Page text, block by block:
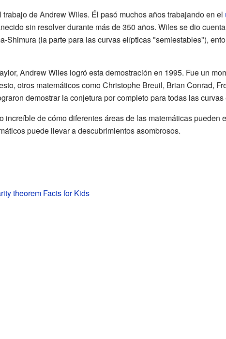
de Andrew Wiles. Él pasó muchos años trabajando en el
sin resolver durante más de 350 años. Wiles se dio
Shimura (la parte para las curvas elípticas "semiestables"),
Andrew Wiles logró esta demostración en 1995. Fue un
otros matemáticos como Christophe Breuil, Brian Conrad,
demostrar la conjetura por completo para todas las
increíble de cómo diferentes áreas de las matemáticas pueden
puede llevar a descubrimientos asombrosos.
theorem Facts for Kids